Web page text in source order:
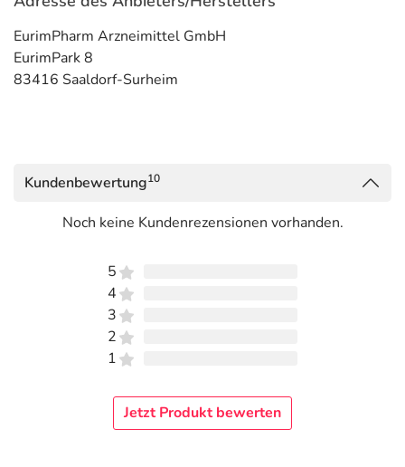
EurimPharm Arzneimittel GmbH
EurimPark 8
83416 Saaldorf-Surheim
Kundenbewertung10
Noch keine Kundenrezensionen vorhanden.
5
4
3
2
1
Jetzt Produkt bewerten